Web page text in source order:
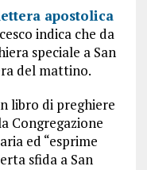
apostolica
indica che da
speciale a San
del mattino.
libro di preghiere
Congregazione
ed “esprime
sfida a San